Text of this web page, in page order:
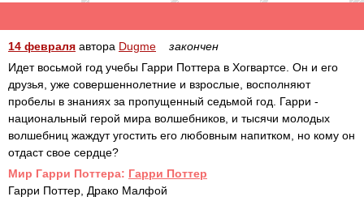
14 февраля автора Dugme
закончен
Идет восьмой год учебы Гарри Поттера в Хогвартсе. Он и его
друзья, уже совершеннолетние и взрослые, восполняют
пробелы в знаниях за пропущенный седьмой год. Гарри -
национальный герой мира волшебников, и тысячи молодых
волшебниц жаждут угостить его любовным напитком, но кому он
отдаст свое сердце?
Mир Гарри Поттера: Гарри Поттер
Гарри Поттер, Драко Малфой